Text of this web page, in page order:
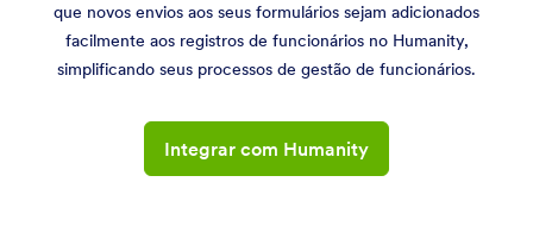
que novos envios aos seus formulários sejam adicionados
facilmente aos registros de funcionários no Humanity,
simplificando seus processos de gestão de funcionários.
Integrar com Humanity